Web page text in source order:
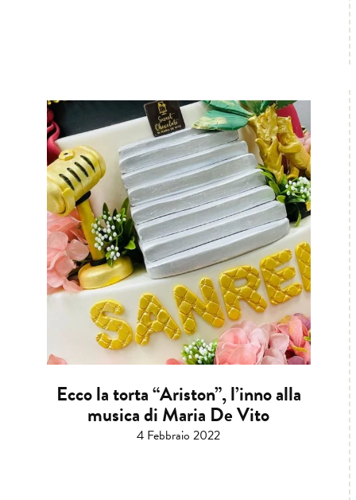
Ecco la torta “Ariston”, l’inno alla
musica di Maria De Vito
4 Febbraio 2022